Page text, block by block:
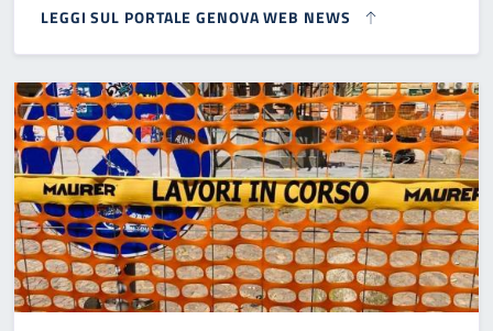
LEGGI SUL PORTALE GENOVA WEB NEWS